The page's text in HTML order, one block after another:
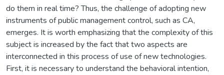
do them in real time? Thus, the challenge of adopting new
instruments of public management control, such as CA,
emerges. It is worth emphasizing that the complexity of this
subject is increased by the fact that two aspects are
interconnected in this process of use of new technologies.
First, it is necessary to understand the behavioral intention,